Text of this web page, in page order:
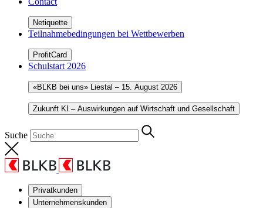
Netiquette
Teilnahmebedingungen bei Wettbewerben
ProfitCard
Schulstart 2026
«BLKB bei uns» Liestal – 15. August 2026
Zukunft KI – Auswirkungen auf Wirtschaft und Gesellschaft
Suche
Privatkunden
Unternehmenskunden